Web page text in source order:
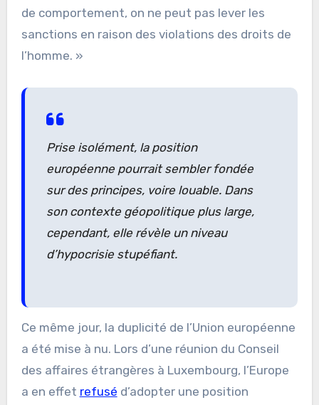
de comportement, on ne peut pas lever les
sanctions en raison des violations des droits de
l’homme. »
Prise isolément, la position
européenne pourrait sembler fondée
sur des principes, voire louable. Dans
son contexte géopolitique plus large,
cependant, elle révèle un niveau
d’hypocrisie stupéfiant.
Ce même jour, la duplicité de l’Union européenne
a été mise à nu. Lors d’une réunion du Conseil
des affaires étrangères à Luxembourg, l’Europe
a en effet refusé d’adopter une position